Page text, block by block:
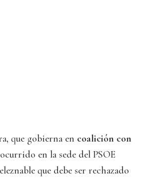
que gobierna en coalición con
en la sede del PSOE
que debe ser rechazado